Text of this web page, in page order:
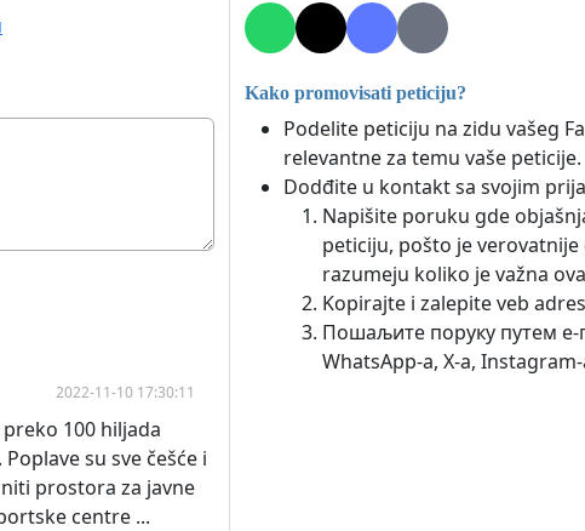
2022-11-10 17:30:11
100 hiljada
su sve češće i
prostora za javne
centre ...
Kako promovisati peticiju?
Podelite peticiju na zidu vašeg
relevantne za temu vaše peticije.
Dodđite u kontakt sa svojim
Napišite poruku gde
peticiju, pošto je
razumeju koliko je važna
Kopirajte i zalepite veb
Пошаљите поруку путем е-
WhatsApp-а, X-а,